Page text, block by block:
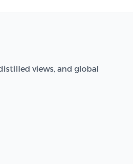
views, and global